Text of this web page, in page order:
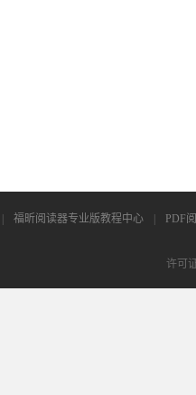
福昕阅读器专业版教程中心 PDF
许可